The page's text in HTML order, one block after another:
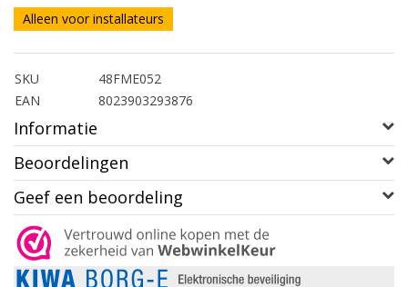
Alleen voor installateurs
SKU
48FME052
EAN
8023903293876
Informatie
Beoordelingen
Geef een beoordeling